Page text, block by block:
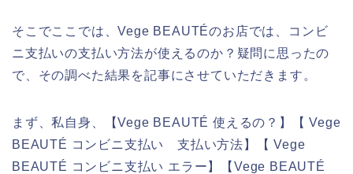
そこでここでは、Vege BEAUTÉのお店では、コンビ
ニ支払いの支払い方法が使えるのか？疑問に思ったの
で、その調べた結果を記事にさせていただきます。
まず、私自身、【Vege BEAUTÉ 使えるの？】【 Vege
BEAUTÉ コンビニ支払い 支払い方法】【 Vege
BEAUTÉ コンビニ支払い エラー】【Vege BEAUTÉ